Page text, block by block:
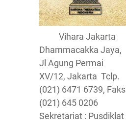
Vihara Jakarta
Dhammacakka Jaya,
Jl Agung Permai
XV/12, Jakarta Tclp.
(021) 6471 6739, Faks
(021) 645 0206
Sekretariat : Pusdiklat